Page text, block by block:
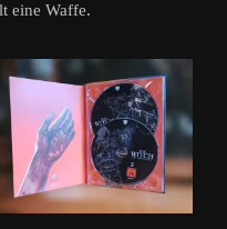
eine Waffe.